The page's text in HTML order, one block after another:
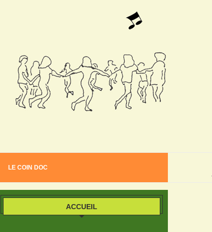
LE COIN DOC
ACCUEIL